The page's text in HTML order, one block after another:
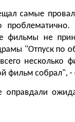
самые
фильмы не
"Отпуск по
несколько
фильм собрал",